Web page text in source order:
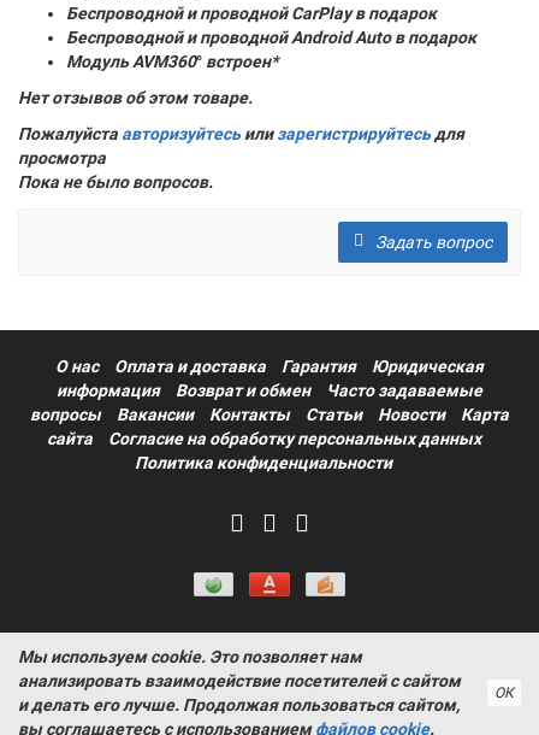
Беспроводной и проводной CarPlay в подарок
Беспроводной и проводной Android Auto в подарок
Модуль AVM360° встроен*
Нет отзывов об этом товаре.
Пожалуйста авторизуйтесьилизарегистрируйтесьдля
просмотра
Пока не было вопросов.
Задать вопрос
О нас Оплата и доставка Гарантия
Юридическая
информация
Возврат и обмен
Часто задаваемые
вопросы
Вакансии Контакты Статьи Новости
Карта
сайта
Согласие на обработку персональных данных
Политика конфиденциальности
Информация на сайте носит ознакомительный характер и не
является публичной офертой, определяемой положениями
статьи 437 Гражданского кодекса РФ ProtectAuto © 2011-
2026
Мы используем cookie. Это позволяет нам
анализировать взаимодействие посетителей с сайтом
и делать его лучше. Продолжая пользоваться сайтом,
вы соглашаетесь с использованиемфайлов cookie.
ОК